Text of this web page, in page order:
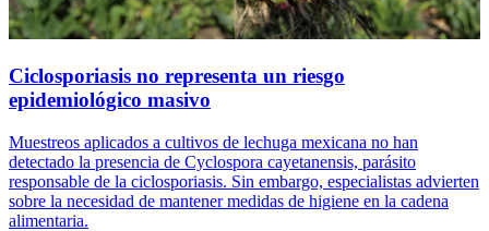
Ciclosporiasis no representa un riesgo
epidemiológico masivo
Muestreos aplicados a cultivos de lechuga mexicana no han
detectado la presencia de Cyclospora cayetanensis, parásito
responsable de la ciclosporiasis. Sin embargo, especialistas advierten
sobre la necesidad de mantener medidas de higiene en la cadena
alimentaria.